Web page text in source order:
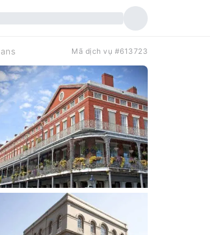
Mã dịch vụ #613723